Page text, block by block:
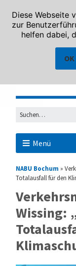
Menü
NABU Bochum »
Totalausfall für den
Wissing:
Diese Webseite
zur
helfen dabei,
OK